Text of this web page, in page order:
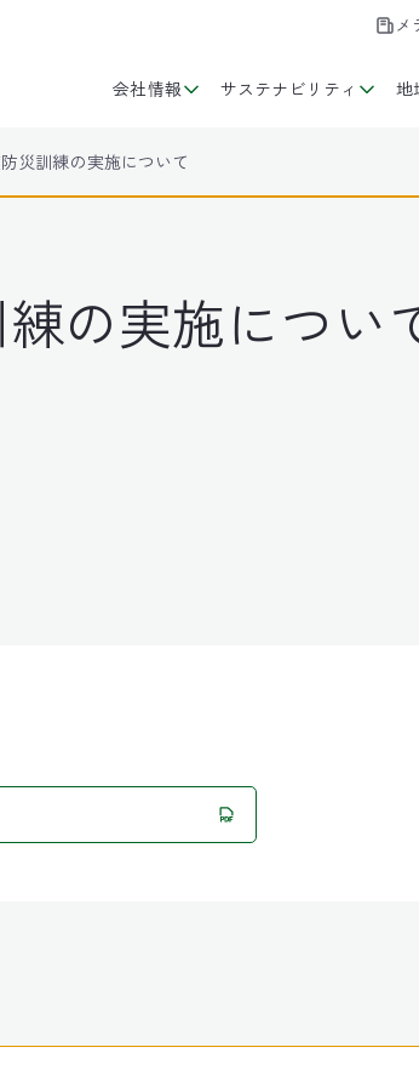
メ
会社情報 サステナビリティ 地
災訓練の実施について
の実施につい